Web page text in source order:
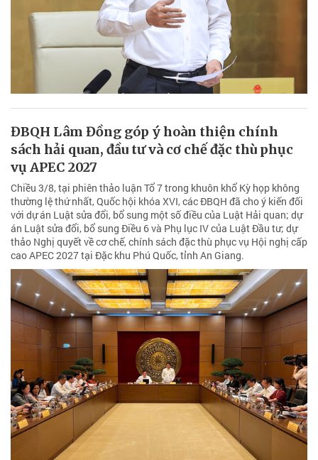
ĐBQH Lâm Đồng góp ý hoàn thiện chính
sách hải quan, đầu tư và cơ chế đặc thù phục
vụ APEC 2027
Chiều 3/8, tại phiên thảo luận Tổ 7 trong khuôn khổ Kỳ họp không
thường lệ thứ nhất, Quốc hội khóa XVI, các ĐBQH đã cho ý kiến đối
với dự án Luật sửa đổi, bổ sung một số điều của Luật Hải quan; dự
án Luật sửa đổi, bổ sung Điều 6 và Phụ lục IV của Luật Đầu tư; dự
thảo Nghị quyết về cơ chế, chính sách đặc thù phục vụ Hội nghị cấp
cao APEC 2027 tại Đặc khu Phú Quốc, tỉnh An Giang.